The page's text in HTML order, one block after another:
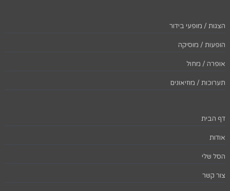
הצגות / מופעי בידור
הופעות / מוסיקה
אופרה / מחול
תערוכות / מוזיאונים
דף הבית
אודות
הסל שלי
צור קשר